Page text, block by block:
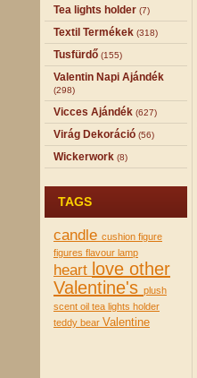
Tea lights holder (7)
Textil Termékek (318)
Tusfürdő (155)
Valentin Napi Ajándék
(298)
Vicces Ajándék (627)
Virág Dekoráció (56)
Wickerwork (8)
TAGS
candle cushion figure
figures flavour lamp
heart love other
Valentine's plush
scent oil tea lights holder
teddy bear Valentine